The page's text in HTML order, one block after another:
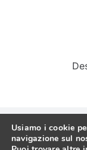
Usiamo i cookie
navigazione sul